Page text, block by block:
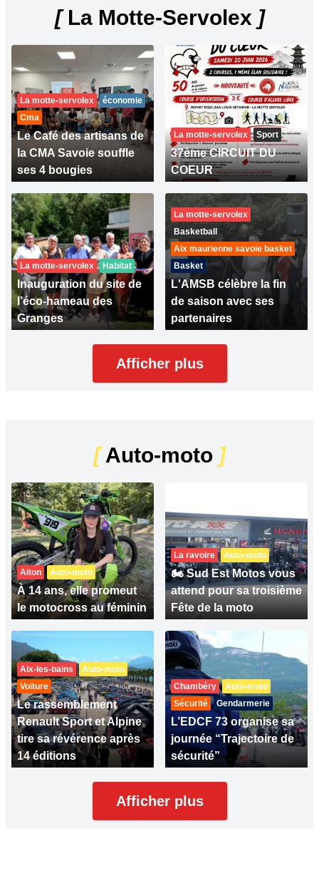
[La Motte-Servolex ]
La motte-servolex
économie
Cma
Le Café des artisans de
la CMA Savoie souffle
ses 4 bougies
La motte-servolex Sport
37ème CIRCUIT DU
COEUR
La motte-servolex Habitat
Inauguration du site de
l’éco-hameau des
Granges
La motte-servolex
Basketball
Aix maurienne savoie basket
Basket
L'AMSB célèbre la fin
de saison avec ses
partenaires
Afficher plus
[Auto-moto ]
Aiton Auto-moto
À 14 ans, elle promeut
le motocross au féminin
La ravoire Auto-moto
🏍 Sud Est Motos vous
attend pour sa troisième
Fête de la moto
Aix-les-bains
Auto-moto
Voiture
Le rassemblement
Renault Sport et Alpine
tire sa révérence après
14 éditions
Chambéry
Auto-moto
Sécurité
Gendarmerie
L’EDCF 73 organise sa
journée “Trajectoire de
sécurité”
Afficher plus